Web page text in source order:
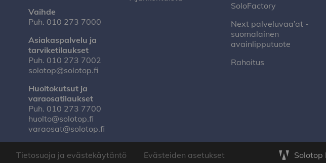
Vaihde
Puh. 010 273 7000
Asiakaspalvelu ja
tarviketilaukset
Puh. 010 273 7002
solotop@solotop.fi
Huoltokutsut ja
varaosatilaukset
Puh. 010 273 7700
huolto@solotop.fi
varaosat@solotop.fi
SoloFactory
Next palveluvaa’at -
suomalainen
avainlipputuote
Rahoitus
Tietosuoja ja evästekäytäntö Evästeiden asetukset Solotop